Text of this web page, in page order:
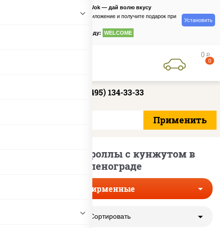
PizzaSushiWok — дай волю вкусу
Скачайте приложение и получите подарок при
по промокоду: WELCOME
Установить
0 руб
0
+7 (495) 134-33-33
Фирменные роллы с кунжутом в
Зеленограде
Фирменные
Сортировать